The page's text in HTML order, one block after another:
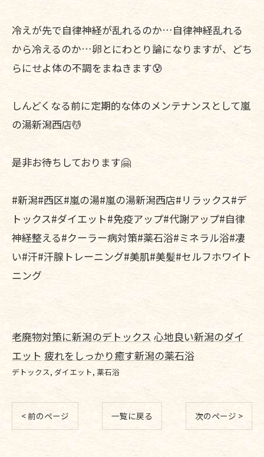
冷えが先で自律神経が乱れるのか…自律神経乱れる
から冷えるのか…卵とにわとり論になりますが、どち
らにせよ体の不調をまねきます😰
しんどくなる前に定期的な体のメンテナンスとして嵐
の湯新潟西店💆
是非お待ちしております🤗
#新潟#西区#嵐の湯#嵐の湯新潟西店#リラックス#デ
トックス#ダイエット#免疫アップ#代謝アップ#自律
神経整える#クーラー病対策#薬石浴#ミネラル浴#凄
い#汗#汗腺トレーニング#美肌#美髪#セルフホワイト
ニング
老廃物対策に新潟のデトックス 心地良い新潟のダイ
エット 疲れをしっかり癒す新潟の薬石浴
デトックス ダイエット 薬石浴
< 前のページ 一覧に戻る 次のページ >